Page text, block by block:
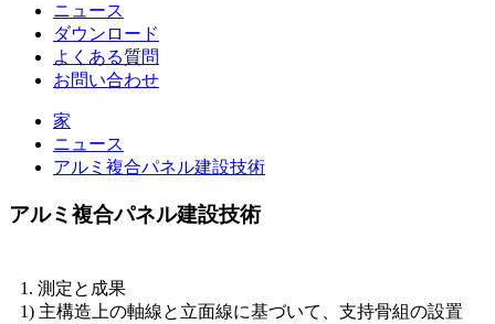
ニュース
ダウンロード
よくある質問
お問い合わせ
家
ニュース
アルミ複合パネル建設技術
アルミ複合パネル建設技術
1. 測定と成果
1) 主構造上の軸線と立面線に基づいて、支持骨組の設置